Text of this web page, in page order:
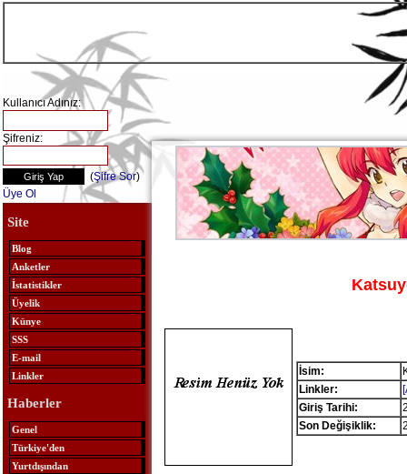
Kullanıcı Adınız:
Şifreniz:
(Şifre Sor)
Üye Ol
Site
Blog
Anketler
İstatistikler
Üyelik
Künye
SSS
E-mail
Linkler
Haberler
Genel
Türkiye'den
Yurtdışından
İsim:
Linkler:
Giriş Tarihi:
Son Değişiklik: